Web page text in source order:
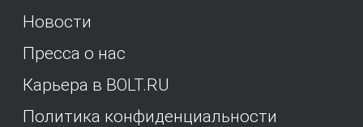
Новости
Пресса о нас
Карьера в BOLT.RU
Политика конфиденциальности